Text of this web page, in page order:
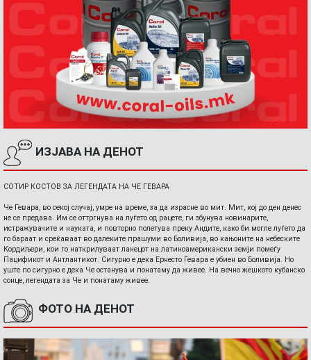
ИЗЈАВА НА ДЕНОТ
СОТИР КОСТОВ ЗА ЛЕГЕНДАТА НА ЧЕ ГЕВАРА
Че Гевара, во секој случај, умре на време, за да израсне во мит. Мит, кој до ден денес
не се предава. Им се оттргнува на луѓето од рацете, ги збунува новинарите,
истражувачите и науката, и повторно полетува преку Андите, како би могле луѓето да
го бараат и среќаваат во далеките прашуми во Боливија, во кањоните на небеските
Кордиљери, кои го наткрилуваат ланецот на латиноамерикански земји помеѓу
Пацификот и Антлантикот. Сигурно е дека Ернесто Гевара е убиен во Боливија. Но
уште по сигурно е дека Че останува и понатаму да живее. На вечно жешкото кубанско
сонце, легендата за Че и понатаму живее.
ФОТО НА ДЕНОТ